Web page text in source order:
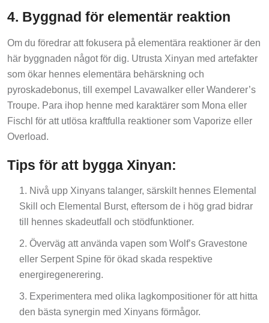
4. Byggnad för elementär reaktion
Om du föredrar att fokusera på elementära reaktioner är den
här byggnaden något för dig. Utrusta Xinyan med artefakter
som ökar hennes elementära behärskning och
pyroskadebonus, till exempel Lavawalker eller Wanderer’s
Troupe. Para ihop henne med karaktärer som Mona eller
Fischl för att utlösa kraftfulla reaktioner som Vaporize eller
Overload.
Tips för att bygga Xinyan:
Nivå upp Xinyans talanger, särskilt hennes Elemental
Skill och Elemental Burst, eftersom de i hög grad bidrar
till hennes skadeutfall och stödfunktioner.
Överväg att använda vapen som Wolf’s Gravestone
eller Serpent Spine för ökad skada respektive
energiregenerering.
Experimentera med olika lagkompositioner för att hitta
den bästa synergin med Xinyans förmågor.